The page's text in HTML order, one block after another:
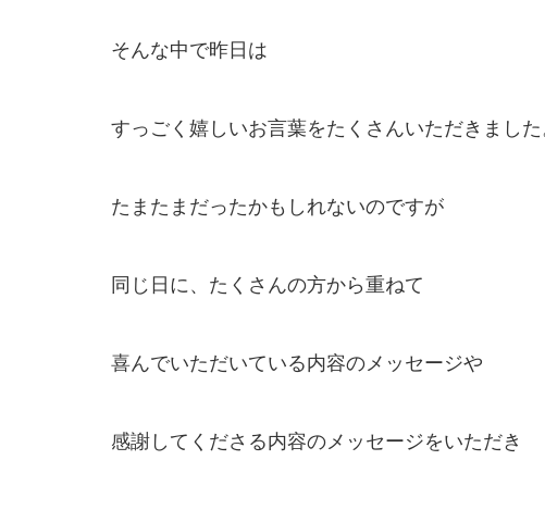
そんな中で昨日は
すっごく嬉しいお言葉をたくさんいただきました
たまたまだったかもしれないのですが
同じ日に、たくさんの方から重ねて
喜んでいただいている内容のメッセージや
感謝してくださる内容のメッセージをいただき